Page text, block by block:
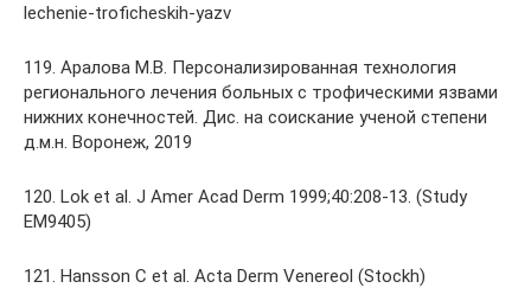
lechenie-troficheskih-yazv
119. Аралова М.В. Персонализированная технология
регионального лечения больных с трофическими язвами
нижних конечностей. Дис. на соискание ученой степени
д.м.н. Воронеж, 2019
120. Lok et al. J Amer Acad Derm 1999;40:208-13. (Study
EM9405)
121. Hansson C et al. Acta Derm Venereol (Stockh)